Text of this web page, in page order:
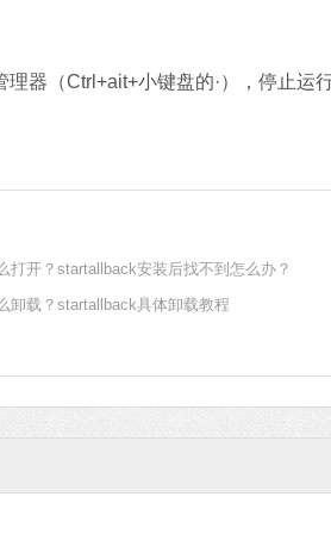
器（Ctrl+ait+小键盘的·），停止运
打开？startallback安装后找不到怎么办？
卸载？startallback具体卸载教程